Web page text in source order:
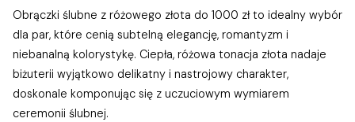
Obrączki ślubne z różowego złota do 1000 zł to idealny wybór
dla par, które cenią subtelną elegancję, romantyzm i
niebanalną kolorystykę. Ciepła, różowa tonacja złota nadaje
biżuterii wyjątkowo delikatny i nastrojowy charakter,
doskonale komponując się z uczuciowym wymiarem
ceremonii ślubnej.